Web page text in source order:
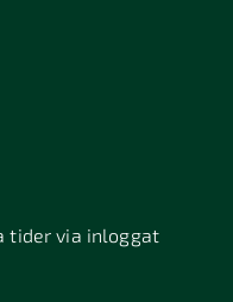
tider via inloggat